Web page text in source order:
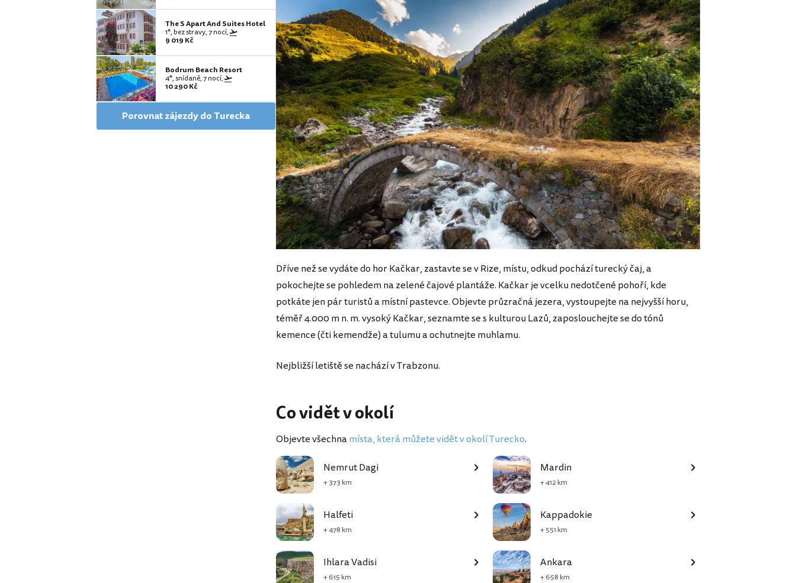
The S Apart And Suites Hotel
1*, bez stravy, 7 nocí,
9 019 Kč
Bodrum Beach Resort
4*, snídaně, 7 nocí,
10 290 Kč
Porovnat zájezdy do Turecka
Dříve než se vydáte do hor Kačkar, zastavte se v Rize, místu, odkud pochází turecký čaj, a
pokochejte se pohledem na zelené čajové plantáže. Kačkar je vcelku nedotčené pohoří, kde
potkáte jen pár turistů a místní pastevce. Objevte průzračná jezera, vystoupejte na nejvyšší horu,
téměř 4.000 m n. m. vysoký Kačkar, seznamte se s kulturou Lazů, zaposlouchejte se do tónů
kemence (čti kemendže) a tulumu a ochutnejte muhlamu.
Nejbližší letiště se nachází v Trabzonu.
Co vidět v okolí
Objevte všechnamísta, která můžete vidět v okolí Turecko.
Nemrut Dagi
+ 373 km
Mardin
+ 412 km
Halfeti
+ 478 km
Kappadokie
+ 551 km
Ihlara Vadisi
+ 615 km
Ankara
+ 658 km